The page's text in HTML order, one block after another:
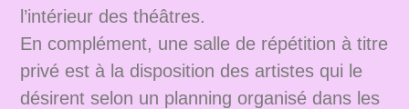
l’intérieur des théâtres.
En complément, une salle de répétition à titre
privé est à la disposition des artistes qui le
désirent selon un planning organisé dans les